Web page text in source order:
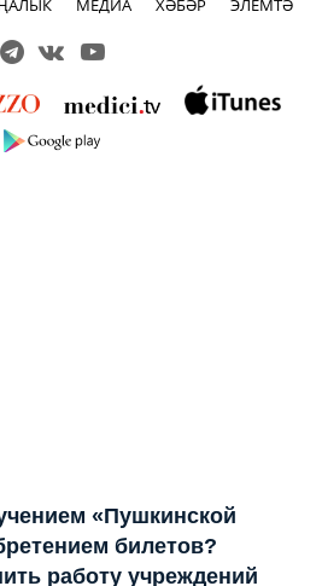
МЕДИА ХӘБӘР ЭЛЕМТӘ
«Пушкинской
билетов?
работу учреждений